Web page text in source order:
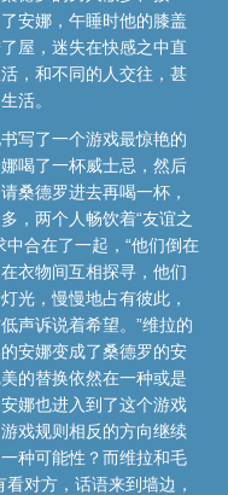
安娜，午睡时他的膝盖
屋，迷失在快感之中直
，和不同的人交往，甚
活。
写了一个游戏最惊艳的
喝了一杯威士忌，然后
桑德罗进去再喝一杯，
，两个人畅饮着“友谊之
合在了一起，“他们倒在
衣物间互相探寻，他们
光，慢慢地占有彼此，
声诉说着希望。”维拉的
安娜变成了桑德罗的安
的替换依然在一种或是
娜也进入到了这个游戏
戏规则相反的方向继续
种可能性？而维拉和毛
对方，话语来到墙边，